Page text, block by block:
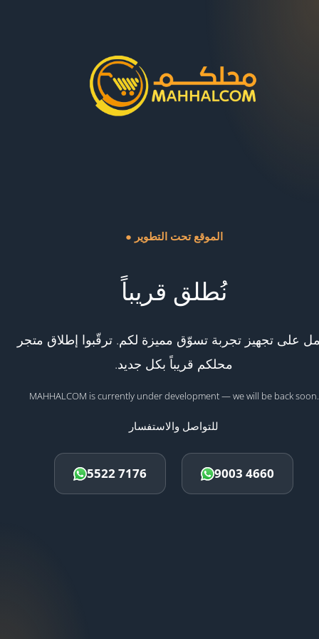
● الموقع تحت التطوير
نُطلق قريباً
على تجهيز تجربة تسوّق مميزة لكم. ترقّبوا إطلاق متجر
محلكم قريباً بكل جديد.
MAHHALCOM is currently under development — we will be back soon.
للتواصل والاستفسار
5522 7176 9003 4660